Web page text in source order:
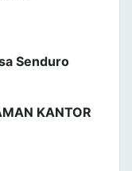
Senduro
KANTOR